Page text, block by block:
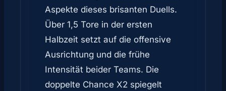
Aspekte dieses brisanten Duells.
Über 1,5 Tore in der ersten
Halbzeit setzt auf die offensive
Ausrichtung und die frühe
Intensität beider Teams. Die
doppelte Chance X2 spiegelt